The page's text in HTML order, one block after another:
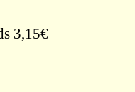
3,15€